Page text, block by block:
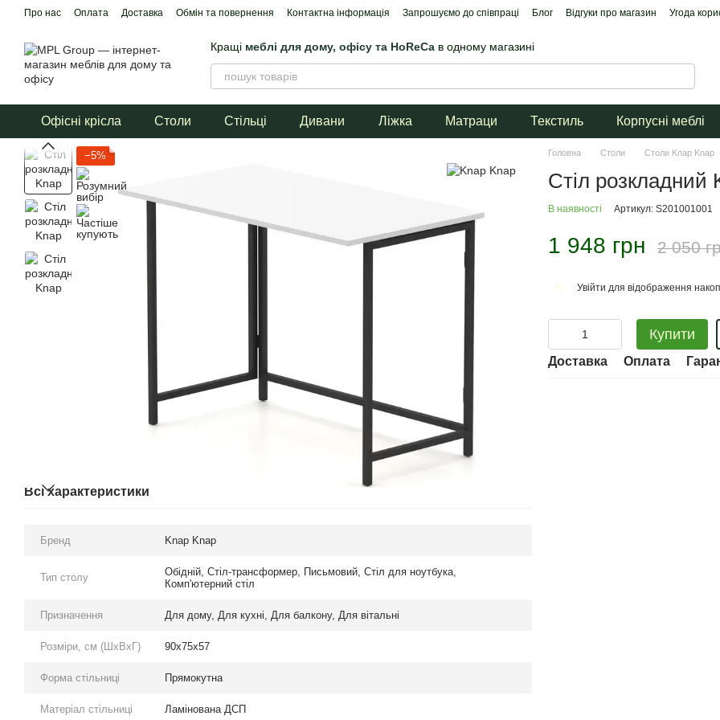
Перейти до основного контенту
Про нас Оплата Доставка Обмін та повернення Контактна інформація Запрошуємо до співпраці Блог Відгуки про магазин
Угода
Кращі меблі для дому, офісу та HoReCa в одному магазині
Офісні крісла Столи Стільці Дивани Ліжка Матраци Текстиль Корпусні меблі
−5%
Всі характеристики
Бренд Knap Knap
Тип столу Обідній, Стіл-трансформер, Письмовий, Стіл для ноутбука,
Комп'ютерний стіл
Призначення Для дому, Для кухні, Для балкону, Для вітальні
Розміри, см (ШхВхГ) 90х75х57
Форма стільниці Прямокутна
Матеріал стільниці Ламінована ДСП
Головна Столи Столи Knap Knap
Стіл розкладний
В наявності Артикул: S201001001
1 948 грн 2 050
% Увійти для відображення
Купити
Доставка Оплата